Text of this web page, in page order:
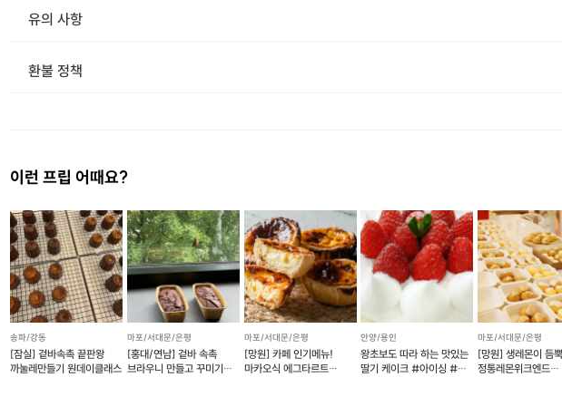
유의 사항
환불 정책
이런 프립 어때요?
송파/강동
[잠실] 겉바속촉 끝판왕
까눌레만들기 원데이클래스
마포/서대문/은평
[홍대/연남] 겉바 속촉
브라우니 만들고 꾸미기
마포/서대문/은평
[망원] 카페 인기메뉴!
마카오식 에그타르트
안양/용인
왕초보도 따라 하는 맛있는
딸기 케이크 #아이싱 #
마포/서대문/은평
[망원] 생레몬이 듬
정통레몬위크엔드